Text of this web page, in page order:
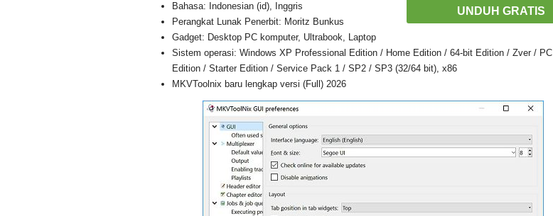
UNDUH GRATIS
Bahasa: Indonesian (id), Inggris
Perangkat Lunak Penerbit: Moritz Bunkus
Gadget: Desktop PC komputer, Ultrabook, Laptop
Sistem operasi: Windows XP Professional Edition / Home Edition / 64-bit Edition / Zver / PC
Edition / Starter Edition / Service Pack 1 / SP2 / SP3 (32/64 bit), x86
MKVToolnix baru lengkap versi (Full) 2026